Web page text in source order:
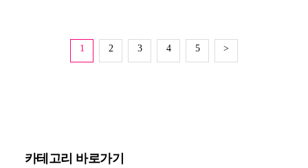
1 2 3 4 5 >
카테고리 바로가기